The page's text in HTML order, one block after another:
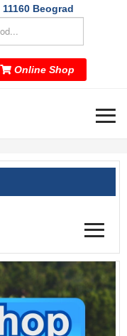
Beograd
Online Shop
≡
≡